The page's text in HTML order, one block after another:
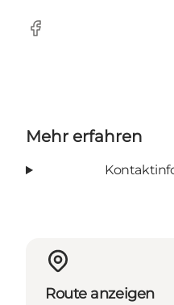
Facebook
Mehr erfahren
Route anzeigen